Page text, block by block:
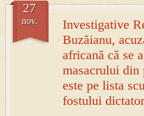
Investigative
Buzăianu,
africană că se
masacrului din
este pe lista
fostului
27
nov.